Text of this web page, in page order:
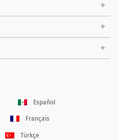
Español
Français
Türkçe